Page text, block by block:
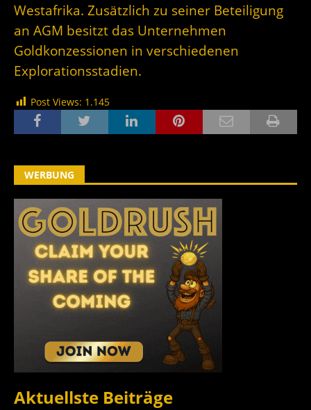
Westafrika. Zusätzlich zu seiner Beteiligung
an AGM besitzt das Unternehmen
Goldkonzessionen in verschiedenen
Explorationsstadien.
Post Views: 1.145
WERBUNG
Aktuellste Beiträge